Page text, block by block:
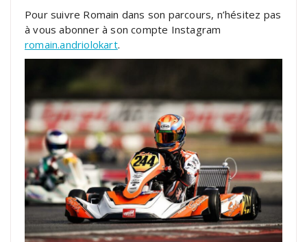
Pour suivre Romain dans son parcours, n’hésitez pas
à vous abonner à son compte Instagram
romain.andriolokart.